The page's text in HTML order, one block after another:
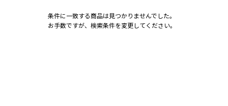
条件に一致する商品は見つかりませんでした。
お手数ですが、検索条件を変更してください。